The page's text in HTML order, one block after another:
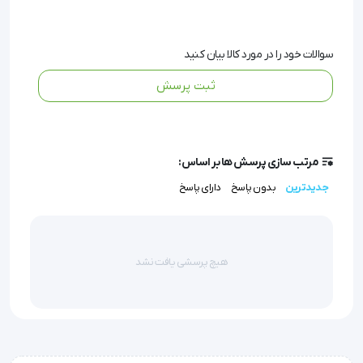
جوان دارد. به جهت آگاهی از سلامت جسمانی باید به شاخص های
سلامتی توجه نمود. فعالیت های روزانه، نوع تغذیه، میزان
بررسی میزان ضربان قلب در حال استراحت و یا فعالیت یکی از
مهمترین شاخص های سلامتی در هر فرد است که می بایست
پالس اکسیمتر PO30 بیورر
سوالات خود را در مورد کالا بیان کنید
ثبت پرسش
مرتب سازی پرسش ها بر اساس:
جدیدترین بدون پاسخ دارای پاسخ
هیچ پرسشی یافت نشد